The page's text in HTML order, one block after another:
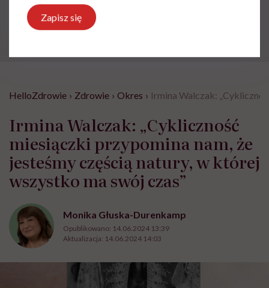
Krew
HelloZdrowie › Zdrowie › Okres › Irmina Walczak:
Irmina Walczak: „Cykliczność
miesiączki przypomina nam, że
jesteśmy częścią natury, w której
wszystko ma swój czas”
Monika Głuska-Durenkamp
Opublikowano: 14.06.2024 13:39
Aktualizacja: 14.06.2024 14:03
Zapisz się